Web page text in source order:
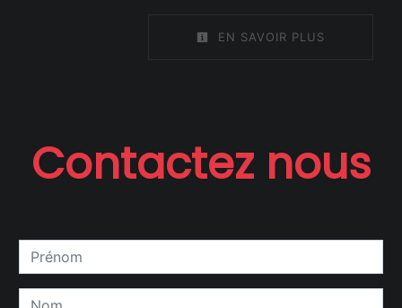
EN SAVOIR PLUS
Contactez nous